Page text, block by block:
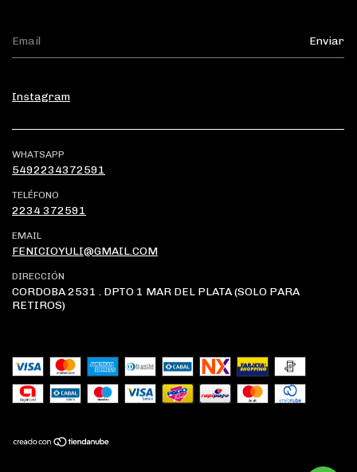
Instagram
WHATSAPP
5492234372591
TELÉFONO
2234 372591
EMAIL
FENICIOYULI@GMAIL.COM
DIRECCIÓN
CORDOBA 2531 . DPTO 1 MAR DEL PLATA (SOLO PARA
RETIROS)